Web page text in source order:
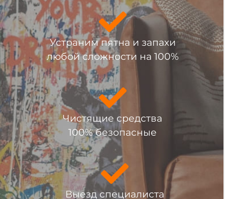
Устраним пятна и запахи
любой сложности на 100%
Чистящие средства
100% безопасные
Выезд специалиста